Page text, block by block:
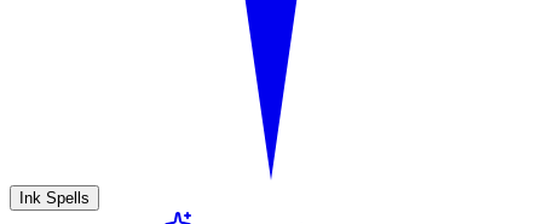
Ink Spells